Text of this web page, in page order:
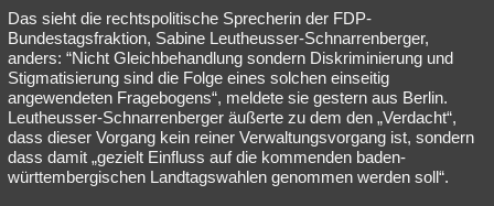
Das sieht die rechtspolitische Sprecherin der FDP-
Bundestagsfraktion, Sabine Leutheusser-Schnarrenberger,
anders: “Nicht Gleichbehandlung sondern Diskriminierung und
Stigmatisierung sind die Folge eines solchen einseitig
angewendeten Fragebogens“, meldete sie gestern aus Berlin.
Leutheusser-Schnarrenberger äußerte zu dem den „Verdacht“,
dass dieser Vorgang kein reiner Verwaltungsvorgang ist, sondern
dass damit „gezielt Einfluss auf die kommenden baden-
württembergischen Landtagswahlen genommen werden soll“.